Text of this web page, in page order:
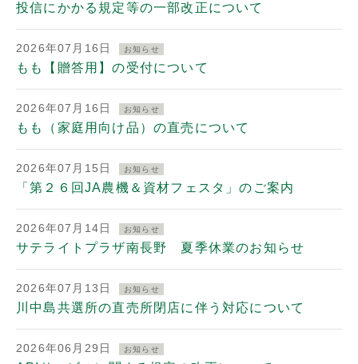
投信にかかる規定等の一部改正について
2026年07月16日 お知らせ
もも【贈答用】の受付について
2026年07月16日 お知らせ
もも（家庭用向け品）の直売について
2026年07月15日 お知らせ
「第２６回JA農機＆資材フェスタ」のご案内
2026年07月14日 お知らせ
サテライトプラザ南長野 夏季休業のお知らせ
2026年07月13日 お知らせ
川中島共選所の直売所閉店に伴う対応について
2026年06月29日 お知らせ